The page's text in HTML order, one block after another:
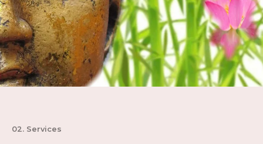
02. Services